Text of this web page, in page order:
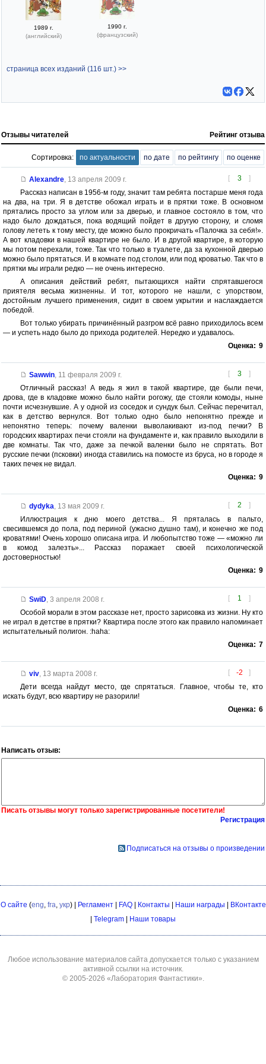
1989 г.
(английский)
1990 г.
(французский)
страница всех изданий (116 шт.) >>
Отзывы читателей Рейтинг отзыва
Сортировка: по актуальности по дате по рейтингу по оценке
[ 3 ]
Alexandre, 13 апреля 2009 г.
Рассказ написан в 1956-м году, значит там ребята постарше меня года
на два, на три. Я в детстве обожал играть и в прятки тоже. В основном
прятались просто за углом или за дверью, и главное состояло в том, что
надо было дождаться, пока водящий пойдет в другую сторону, и сломя
голову лететь к тому месту, где можно было прокричать «Палочка за себя!».
А вот кладовки в нашей квартире не было. И в другой квартире, в которую
мы потом перехали, тоже. Так что только в туалете, да за кухонной дверью
можно было прятаться. И в комнате под столом, или под кроватью. Так что в
прятки мы играли редко — не очень интересно.
А описания действий ребят, пытающихся найти спрятавшегося
приятеля весьма жизненны. И тот, которого не нашли, с упорством,
достойным лучшего применения, сидит в своем укрытии и наслаждается
победой.
Вот только убирать причинённый разгром всё равно приходилось всем
— и успеть надо было до прихода родителей. Нередко и удавалось.
Оценка: 9
[ 3 ]
Sawwin, 11 февраля 2009 г.
Отличный рассказ! А ведь я жил в такой квартире, где были печи,
дрова, где в кладовке можно было найти рогожу, где стояли комоды, ныне
почти исчезнувшие. А у одной из соседок и сундук был. Сейчас перечитал,
как в детство вернулся. Вот только одно было непонятно прежде и
непонятно теперь: почему валенки выволакивают из-под печки? В
городских квартирах печи стояли на фундаменте и, как правило выходили в
две комнаты. Так что, даже за печкой валенки было не спрятать. Вот
русские печки (псковки) иногда ставились на помосте из бруса, но в городе я
таких печек не видал.
Оценка: 9
[ 2 ]
dydyka 13 мая 2009 г.
Иллюстрация к дню моего детства... Я пряталась в пальто,
свесившемся до пола, под периной (ужасно душно там), и конечно же под
кроватями! Очень хорошо описана игра. И любопытство тоже — «можно ли
в комод залезть»... Рассказ поражает своей психологической
достоверностью!
Оценка: 9
[ 1 ]
SwiD, 3 апреля 2008 г.
Особой морали в этом рассказе нет, просто зарисовка из жизни. Ну кто
не играл в детстве в прятки? Квартира после этого как правило напоминает
испытательный полигон. :haha:
Оценка: 7
[ -2 ]
viv, 13 марта 2008 г.
Дети всегда найдут место, где спрятаться. Главное, чтобы те, кто
искать будут, всю квартиру не разорили!
Оценка: 6
Написать отзыв:
Писать отзывы могут только зарегистрированные посетители!
Регистрация
Подписаться на отзывы о произведении
О сайте (eng fra укр) | Регламент| FAQ| Контакты | Наши награды | ВКонтакте
| Telegram | Наши товары
Любое использование материалов сайта допускается только с указанием
активной ссылки на источник.
© 2005-2026 «Лаборатория Фантастики»